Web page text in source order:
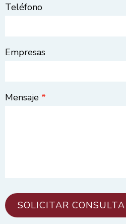
Teléfono
Empresas
Mensaje *
SOLICITAR CONSULTA